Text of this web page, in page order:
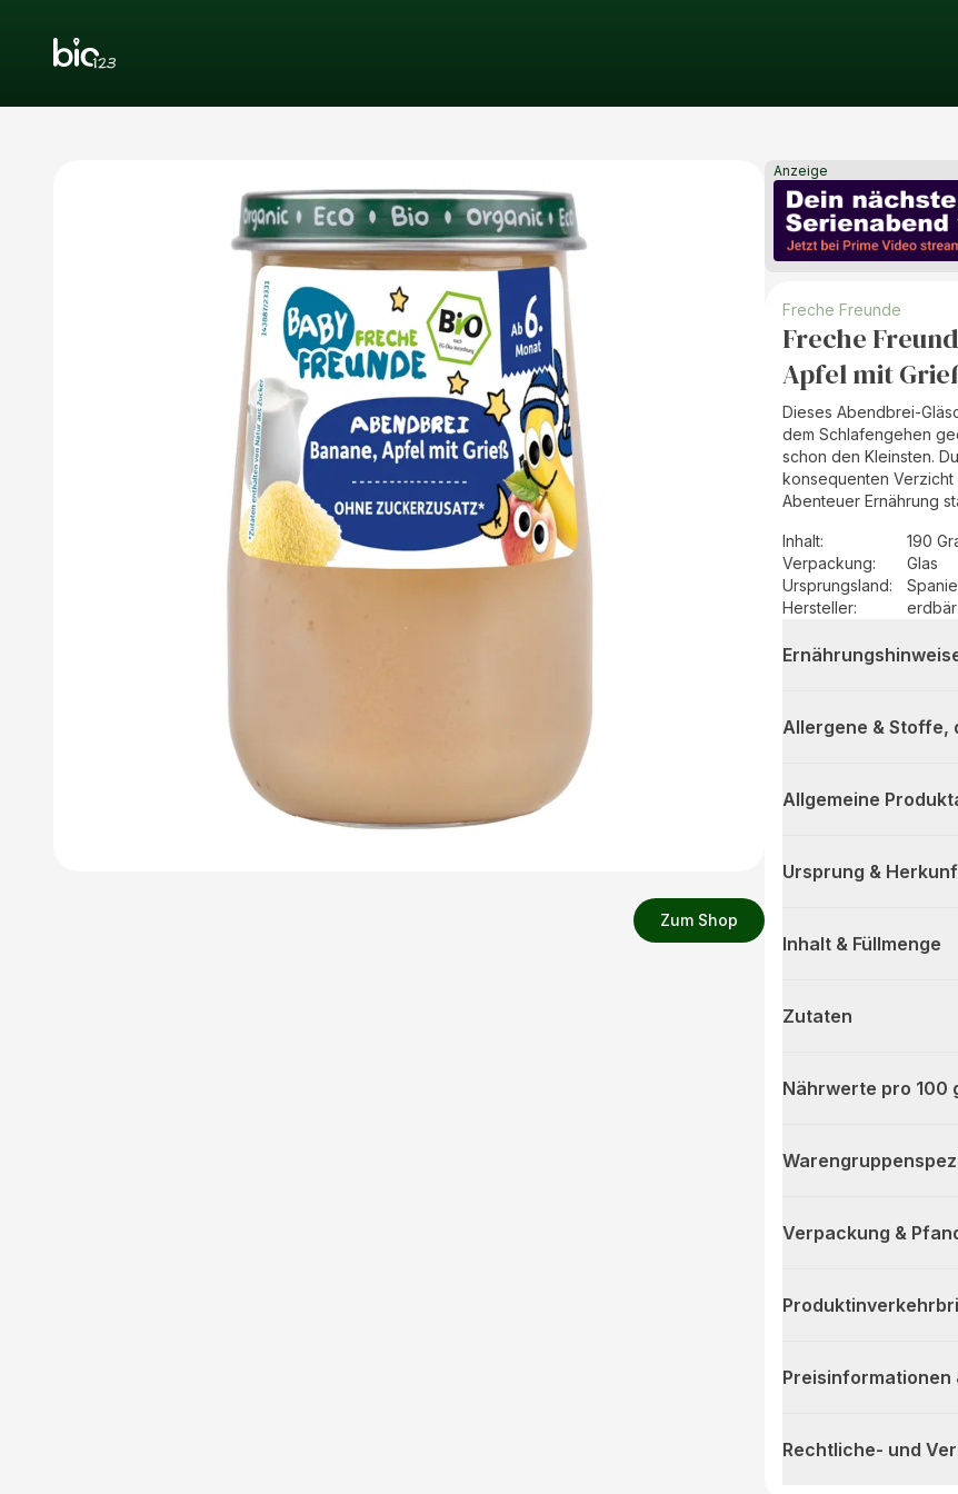
Zum Shop
Anzeige
Freche Freunde
Freche
Apfel mit
Dieses Abendbrei-
dem Schlafengehen
schon den Kleinsten.
konsequenten
Abenteuer Ernährung
Inhalt:
190
Verpackung:
Glas
Ursprungsland:
Hersteller: erdbär
Allergene & Stoffe,
Allgemeine
Ursprung &
Inhalt & Füllmenge
Zutaten
Nährwerte pro 100
Verpackung &
Preisinformationen
Rechtliche- und